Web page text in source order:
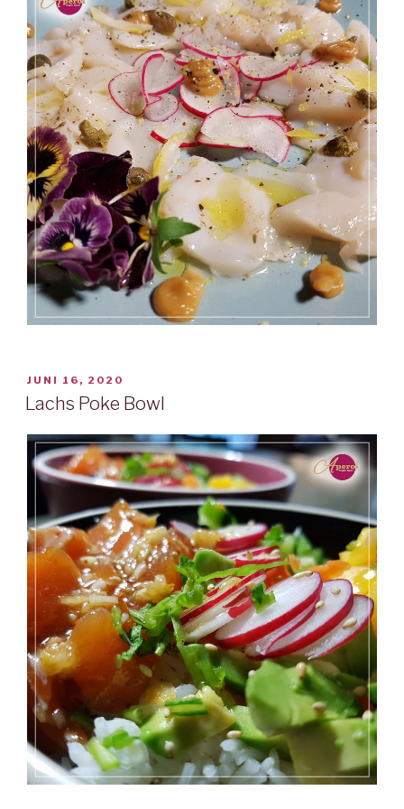
VERÖFFENTLICHT
AM
JUNI 16, 2020
Lachs Poke Bowl